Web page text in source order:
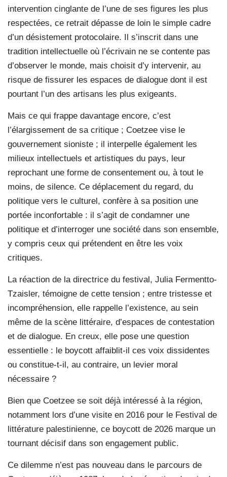
intervention cinglante de l’une de ses figures les plus
respectées, ce retrait dépasse de loin le simple cadre
d’un désistement protocolaire. Il s’inscrit dans une
tradition intellectuelle où l’écrivain ne se contente pas
d’observer le monde, mais choisit d’y intervenir, au
risque de fissurer les espaces de dialogue dont il est
pourtant l’un des artisans les plus exigeants.
Mais ce qui frappe davantage encore, c’est
l’élargissement de sa critique ; Coetzee vise le
gouvernement sioniste ; il interpelle également les
milieux intellectuels et artistiques du pays, leur
reprochant une forme de consentement ou, à tout le
moins, de silence. Ce déplacement du regard, du
politique vers le culturel, confère à sa position une
portée inconfortable : il s’agit de condamner une
politique et d’interroger une société dans son ensemble,
y compris ceux qui prétendent en être les voix
critiques.
La réaction de la directrice du festival, Julia Fermentto-
Tzaisler, témoigne de cette tension ; entre tristesse et
incompréhension, elle rappelle l’existence, au sein
même de la scène littéraire, d’espaces de contestation
et de dialogue. En creux, elle pose une question
essentielle : le boycott affaiblit-il ces voix dissidentes
ou constitue-t-il, au contraire, un levier moral
nécessaire ?
Bien que Coetzee se soit déjà intéressé à la région,
notamment lors d’une visite en 2016 pour le Festival de
littérature palestinienne, ce boycott de 2026 marque un
tournant décisif dans son engagement public.
Ce dilemme n’est pas nouveau dans le parcours de